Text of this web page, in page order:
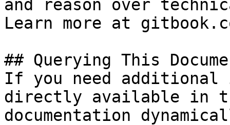
and reason over
Learn more at
## Querying This
If you need
directly available in
documentation